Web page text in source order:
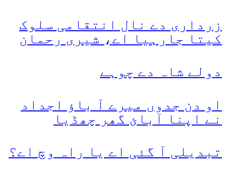
زرداری دے نال انتقامی سلوک
کیتا جارہیا اے، شیری رحمان
دولے شاہ دے چوہے
او دن جدوں میرے آ باؤ اجداد
نے اپنا آبائ گھر چھڈیا
تبدیلی آ گئی اے یا راہ وچ اے؟